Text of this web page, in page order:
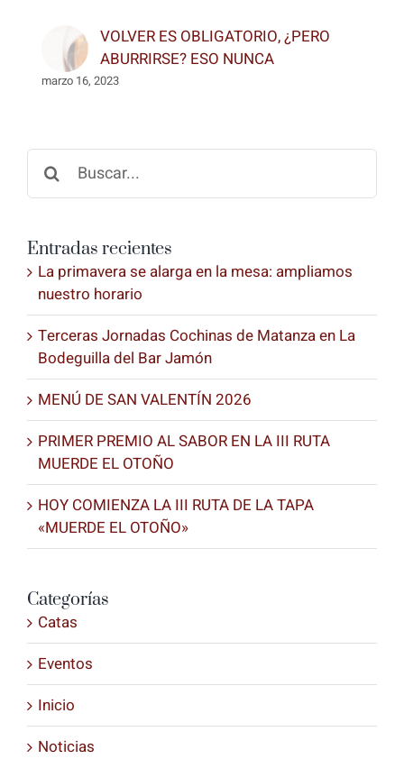
VOLVER ES OBLIGATORIO, ¿PERO
ABURRIRSE? ESO NUNCA
marzo 16, 2023
Buscar:
Entradas recientes
La primavera se alarga en la mesa: ampliamos
nuestro horario
Terceras Jornadas Cochinas de Matanza en La
Bodeguilla del Bar Jamón
MENÚ DE SAN VALENTÍN 2026
PRIMER PREMIO AL SABOR EN LA III RUTA
MUERDE EL OTOÑO
HOY COMIENZA LA III RUTA DE LA TAPA
«MUERDE EL OTOÑO»
Categorías
Catas
Eventos
Inicio
Noticias